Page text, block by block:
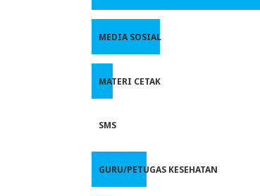
MEDIA SOSIAL
MATERI CETAK
SMS
GURU/PETUGAS KESEHATAN